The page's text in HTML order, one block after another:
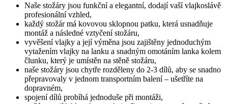
Naše stožáry jsou funkční a elegantní, dodají vaší vlajkoslávě
profesionální vzhled,
každý stožár má kovovou sklopnou patku, která usnadňuje
montáž a následné vztyčení stožáru,
vyvěšení vlajky a její výměna jsou zajištěny jednoduchým
vytažením vlajky na lanku a snadným omotáním lanka kolem
člunku, který je umístěn na stěně stožáru,
naše stožáry jsou chytře rozděleny do 2-3 dílů, aby se snadno
přepravovaly v jednom transportním balení – ušetříte na
dopravném,
spojení dílů probíhá jednoduše při montáži,